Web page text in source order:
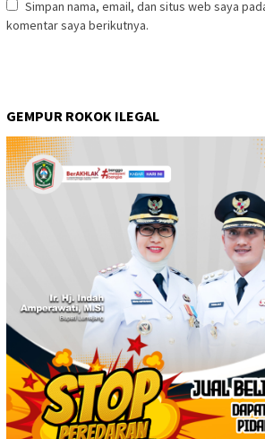
Simpan nama, email, dan situs web saya
komentar saya berikutnya.
GEMPUR ROKOK ILEGAL